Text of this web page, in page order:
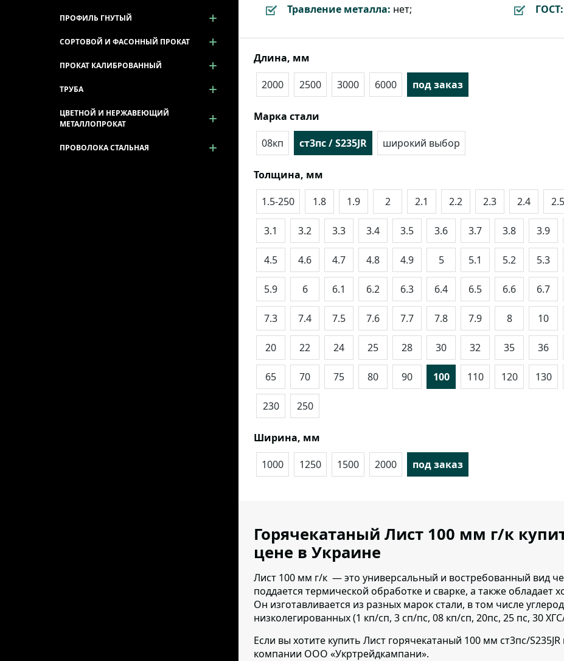
Травление металла: нет; ГОСТ:
Длина, мм
2000
2500 3000 6000 под заказ
Марка стали
08кп
ст3пс / S235JR широкий выбор
Толщина, мм
1.5-250
1.8 1.9 2 2.1 2.2 2.3 2.4 2.5
3.1 3.2 3.3 3.4 3.5 3.6 3.7 3.8 3.9
4.5 4.6 4.7 4.8 4.9 5 5.1 5.2 5.3
5.9 6 6.1 6.2 6.3 6.4 6.5 6.6 6.7
7.3 7.4 7.5 7.6 7.7 7.8 7.9 8 10
20 22 24 25 28 30 32 35 36
65 70 75 80 90 100 110 120 130
230 250
Ширина, мм
1000
1250 1500 2000 под заказ
Горячекатаный Лист 100 мм г/к
цене в Украине
Лист 100 мм г/к — это универсальный и востребованный вид
поддается термической обработке и сварке, а также
Он изготавливается из разных марок стали, в том числе
низколегированных (1 кп/сп, 3 сп/пс, 08 кп/сп, 20пс, 25 пс, 30
Если вы хотите купить Лист горячекатаный 100 мм ст3пс/
компании ООО «Укртрейдкампани».
ПРОФИЛЬ ГНУТЫЙ
СОРТОВОЙ И ФАСОННЫЙ ПРОКАТ
ПРОКАТ КАЛИБРОВАННЫЙ
ТРУБА
ЦВЕТНОЙ И НЕРЖАВЕЮЩИЙ
МЕТАЛЛОПРОКАТ
ПРОВОЛОКА СТАЛЬНАЯ